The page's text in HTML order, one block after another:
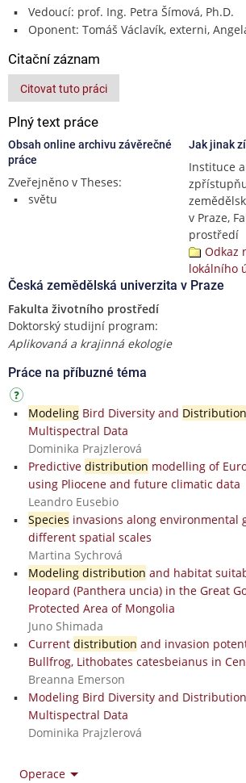
Vedoucí: prof. Ing. Petra Šímová, Ph.D.
Oponent: Tomáš Václavík, externi,
Citační záznam
Citovat tuto práci
Plný text práce
Obsah online archivu závěrečné
práce
Zveřejněno v Theses:
světu
Jak jinak
Instituce
v Praze,
prostředí
Odkaz
lokálního
Česká zemědělská univerzita v Praze
Fakulta životního prostředí
Doktorský studijní program:
Aplikovaná a krajinná ekologie
Práce na příbuzné téma
ModelingBird Diversity and Distribution
Multispectral Data
Dominika Prajzlerová
Predictive distribution modelling of
using Pliocene and future climatic data
Leandro Eusebio
Species invasions along environmental
different spatial scales
Martina Sychrová
Modeling distribution and habitat
leopard (Panthera uncia) in the Great
Protected Area of Mongolia
Juno Shimada
Current distribution and invasion
Bullfrog, Lithobates catesbeianus in
Breanna Emerson
Modeling Bird Diversity and
Multispectral Data
Dominika Prajzlerová
Operace